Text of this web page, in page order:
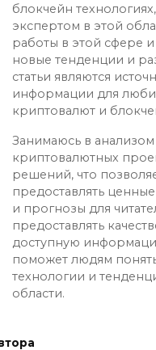
блокчейн
экспертом в этой
работы в этой сфере
новые тенденции и
статьи являются
информации для
криптовалют и
Занимаюсь в
криптовалютных
решений, что
предоставлять
и прогнозы для
предоставлять
доступную
поможет людям
технологии и
области.